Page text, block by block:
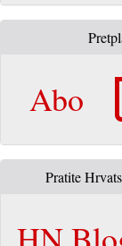
Abo
Pratite